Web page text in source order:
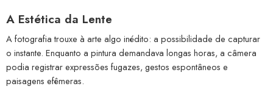
A Estética da Lente
A fotografia trouxe à arte algo inédito: a possibilidade de capturar
o instante. Enquanto a pintura demandava longas horas, a câmera
podia registrar expressões fugazes, gestos espontâneos e
paisagens efêmeras.